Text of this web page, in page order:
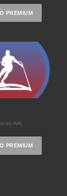
PREMIUM
sin IVA)
PREMIUM